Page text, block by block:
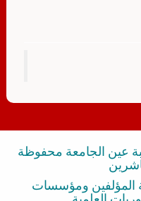
عين الجامعة محفوظة
المؤلفين ومؤسسات